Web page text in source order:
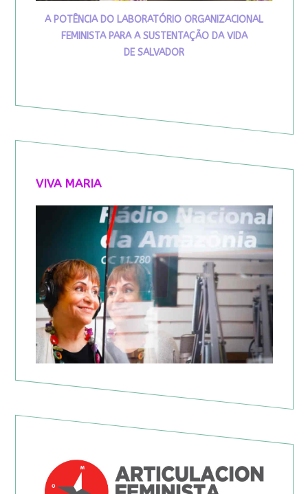
A POTÊNCIA DO LABORATÓRIO ORGANIZACIONAL
FEMINISTA PARA A SUSTENTAÇÃO DA VIDA
DE SALVADOR
VIVA MARIA